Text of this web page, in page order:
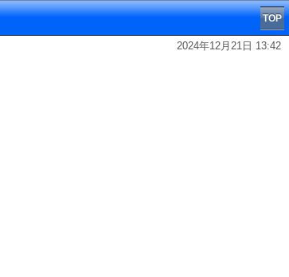
TOP
2024年12月21日 13:42